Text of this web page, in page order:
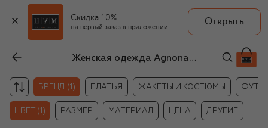
Скидка 10%
на первый заказ в приложении
Открыть
Женская одежда Agnona бежевого цвета
БРЕНД (1) ПЛАТЬЯ ЖАКЕТЫ И КОСТЮМЫ
ЦВЕТ (1) РАЗМЕР МАТЕРИАЛ ЦЕНА ДРУГИЕ